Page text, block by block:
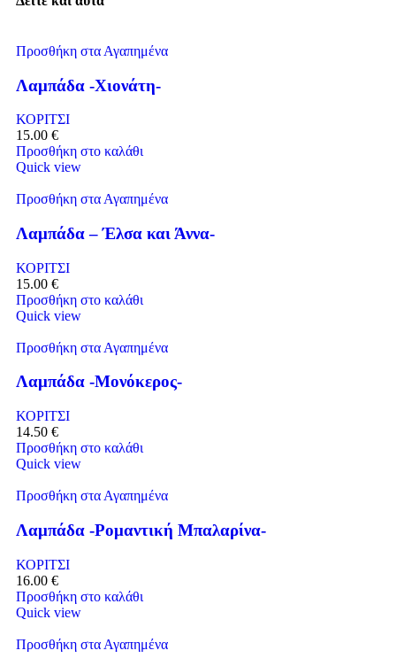
Προσθήκη στα Αγαπημένα
Λαμπάδα -Χιονάτη-
ΚΟΡΙΤΣΙ
15.00 €
Προσθήκη στο καλάθι
Quick view
Προσθήκη στα Αγαπημένα
Λαμπάδα – Έλσα και Άννα-
ΚΟΡΙΤΣΙ
15.00 €
Προσθήκη στο καλάθι
Quick view
Προσθήκη στα Αγαπημένα
Λαμπάδα -Μονόκερος-
ΚΟΡΙΤΣΙ
14.50 €
Προσθήκη στο καλάθι
Quick view
Προσθήκη στα Αγαπημένα
Λαμπάδα -Ρομαντική Μπαλαρίνα-
ΚΟΡΙΤΣΙ
16.00 €
Προσθήκη στο καλάθι
Quick view
Προσθήκη στα Αγαπημένα